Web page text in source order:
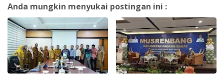
Anda mungkin menyukai postingan ini :